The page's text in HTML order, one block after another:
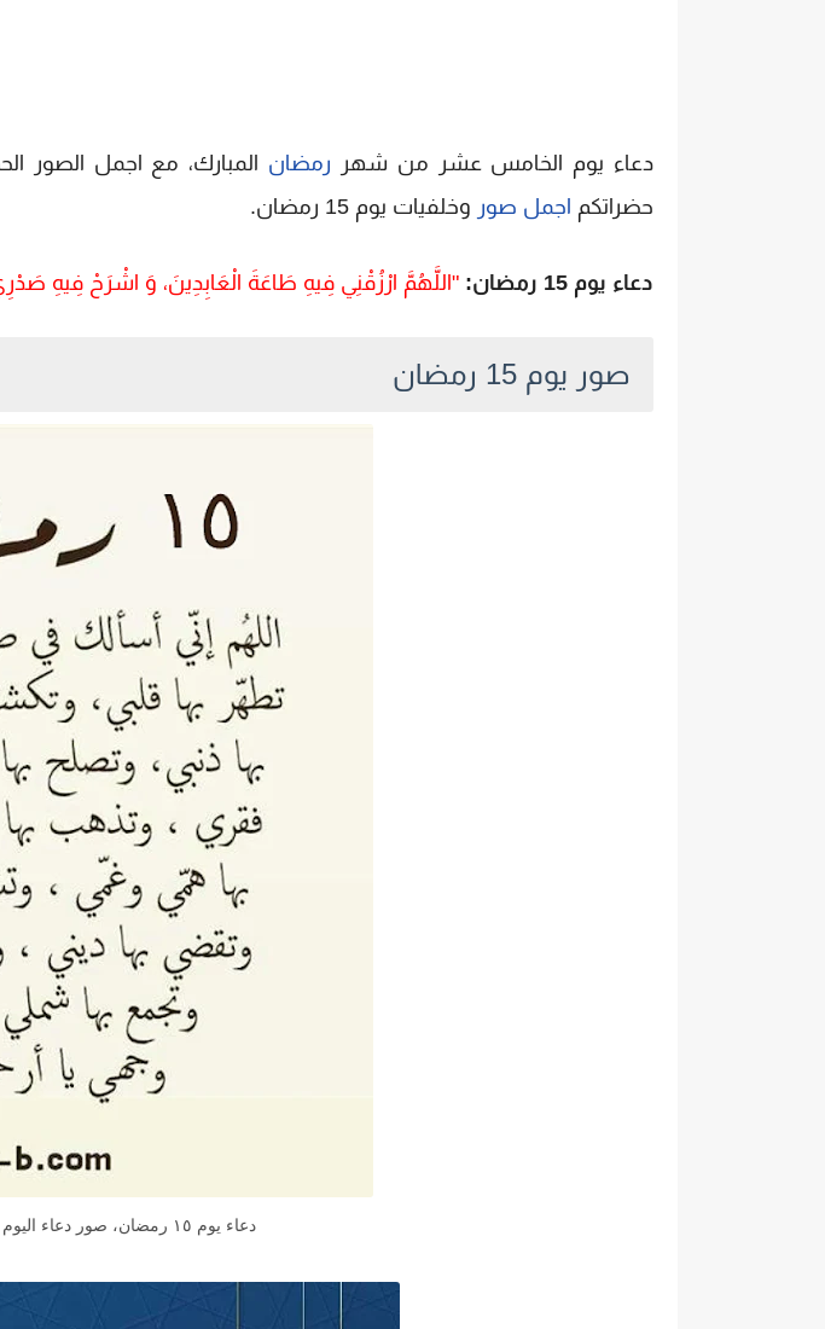
دعاء يوم الخامس عشر من شهر رمضان المبارك، مع اجمل الصور
حضراتكم اجمل صور وخلفيات يوم 15 رمضان.
دعاء يوم 15 رمضان: "اللَّهُمَّ ارْزُقْنِي فِيهِ طَاعَةَ الْعَابِدِينَ، وَ اشْرَحْ فِيهِ صَدْرِي
صور يوم 15 رمضان
دعاء يوم ١٥ رمضان، صور دعاء اليوم الخامس عشر من رمضان (جديد)